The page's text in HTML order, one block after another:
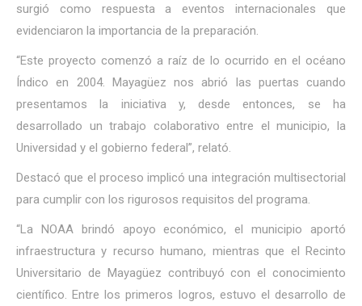
surgió como respuesta a eventos internacionales que
evidenciaron la importancia de la preparación.
“Este proyecto comenzó a raíz de lo ocurrido en el océano
Índico en 2004. Mayagüez nos abrió las puertas cuando
presentamos la iniciativa y, desde entonces, se ha
desarrollado un trabajo colaborativo entre el municipio, la
Universidad y el gobierno federal”, relató.
Destacó que el proceso implicó una integración multisectorial
para cumplir con los rigurosos requisitos del programa.
“La NOAA brindó apoyo económico, el municipio aportó
infraestructura y recurso humano, mientras que el Recinto
Universitario de Mayagüez contribuyó con el conocimiento
científico. Entre los primeros logros, estuvo el desarrollo de